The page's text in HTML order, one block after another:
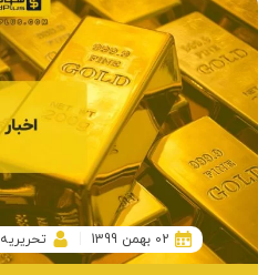
02 بهمن 1399 تحریریه